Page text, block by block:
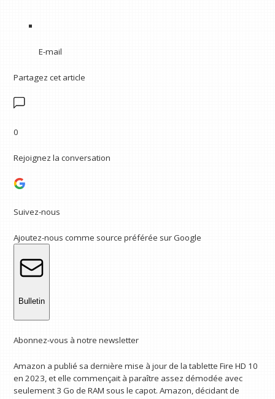
E-mail
Partagez cet article
0
Rejoignez la conversation
Suivez-nous
Ajoutez-nous comme source préférée sur Google
Bulletin
Abonnez-vous à notre newsletter
Amazon a publié sa dernière mise à jour de la tablette Fire HD 10
en 2023, et elle commençait à paraître assez démodée avec
seulement 3 Go de RAM sous le capot. Amazon, décidant de